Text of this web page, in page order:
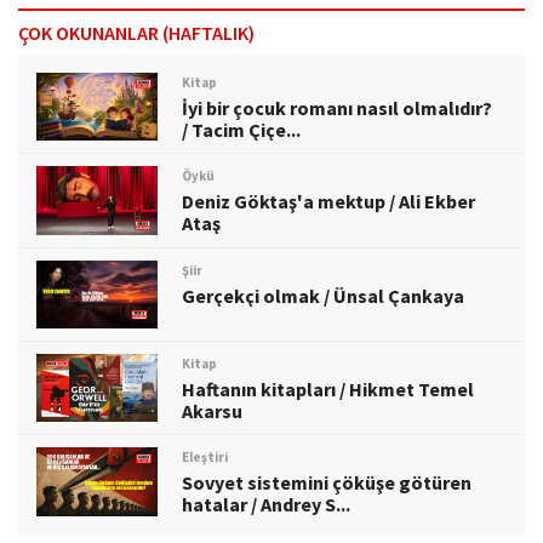
ÇOK OKUNANLAR (HAFTALIK)
Kitap
İyi bir çocuk romanı nasıl olmalıdır?
/ Tacim Çiçe...
Öykü
Deniz Göktaş'a mektup / Ali Ekber
Ataş
Şiir
Gerçekçi olmak / Ünsal Çankaya
Kitap
Haftanın kitapları / Hikmet Temel
Akarsu
Eleştiri
Sovyet sistemini çöküşe götüren
hatalar / Andrey S...